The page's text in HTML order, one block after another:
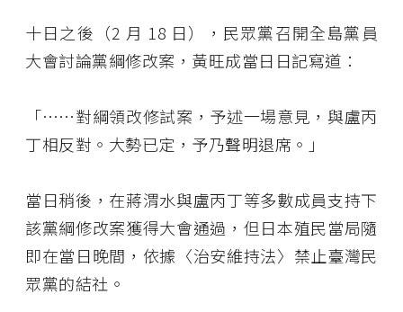
十日之後（2 月 18 日），民眾黨召開全島黨員
大會討論黨綱修改案，黃旺成當日日記寫道：
「⋯⋯對綱領改修試案，予述一場意見，與盧丙
丁相反對。大勢已定，予乃聲明退席。」
當日稍後，在蔣渭水與盧丙丁等多數成員支持下
該黨綱修改案獲得大會通過，但日本殖民當局隨
即在當日晚間，依據〈治安維持法〉禁止臺灣民
眾黨的結社。